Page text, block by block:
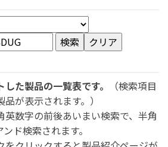
た製品の一覧表です。
（検索項目
が表示されます。）
英数字の前後あいまい検索で、半角
ド検索されます。